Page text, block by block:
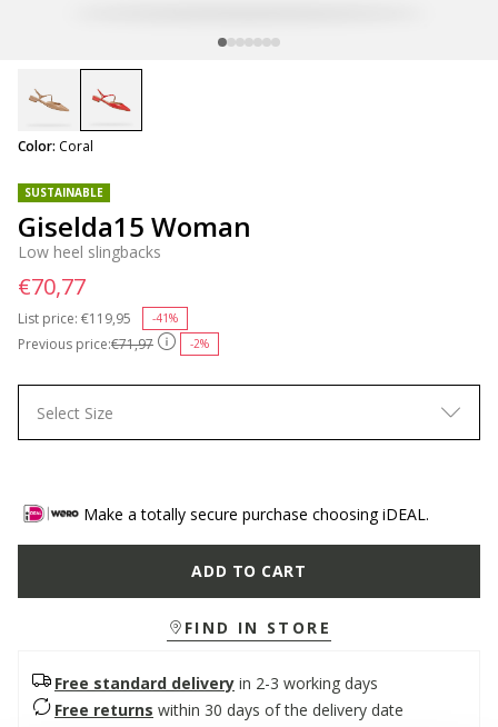
SUSTAINABLE
Giselda15 Woman
Low heel slingbacks
Previous price:€71,97 -2%
List price: Price reduced from
€119,95 -41%
€70,77
Color: Coral
Select Size
Make a totally secure purchase choosing iDEAL.
ADD TO CART
FIND IN STORE
Free standard delivery in 2-3 working days
Free returns within 30 days of the delivery date